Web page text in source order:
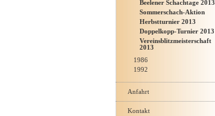
Beelener Schachtage 2013
Sommerschach-Aktion
Herbstturnier 2013
Doppelkopp-Turnier 2013
Vereinsblitzmeisterschaft
2013
1986
1992
Anfahrt
Kontakt